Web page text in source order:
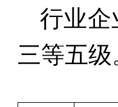
行业企
三等五级